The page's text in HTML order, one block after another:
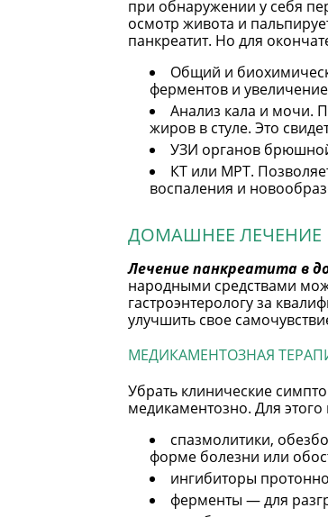
при обнаружении у себя
осмотр живота и
панкреатит. Но для
Общий и
ферментов и
Анализ кала и мочи.
жиров в стуле. Это
УЗИ органов
КТ или МРТ.
воспаления и
ДОМАШНЕЕ ЛЕЧЕНИЕ
Лечение панкреатита в
народными средствами
гастроэнтерологу за
улучшить свое
МЕДИКАМЕНТОЗНАЯ
Убрать клинические
медикаментозно. Для
спазмолитики,
форме болезни или
ингибиторы
ферменты — для